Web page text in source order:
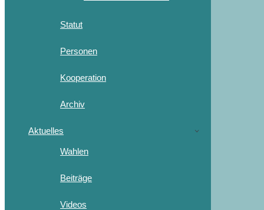
Statut
Personen
Kooperation
Archiv
Aktuelles
Wahlen
Beiträge
Videos